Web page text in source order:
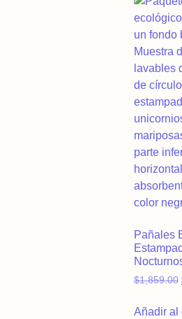
Pañales
$1,859.00
Añadir al